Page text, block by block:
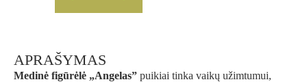
APRAŠYMAS
Medinė figūrėlė „Angelas” puikiai tinka vaikų užimtumui,